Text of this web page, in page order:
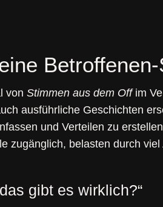
von Stimmen aus dem Offim
ausführliche Geschichten
und Verteilen zu
zugänglich, belasten durch
gibt es wirklich?“